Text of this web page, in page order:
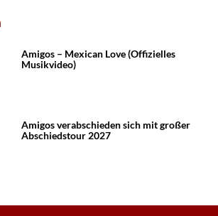
Amigos – Mexican Love (Offizielles
Musikvideo)
Amigos verabschieden sich mit großer
Abschiedstour 2027